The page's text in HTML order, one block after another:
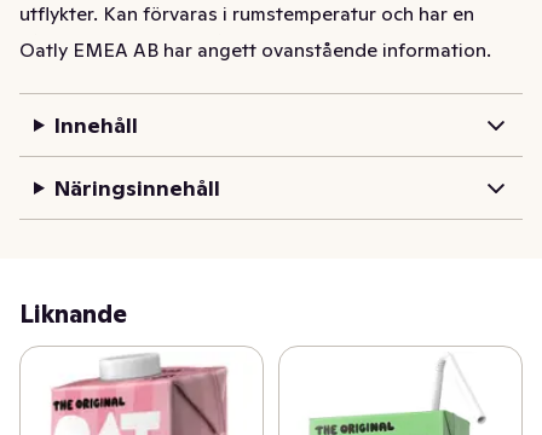
utflykter. Kan förvaras i rumstemperatur och har en
hållbarhet upp till 6 månader.
Oatly EMEA AB har angett ovanstående information.
Innehåll
Näringsinnehåll
Liknande